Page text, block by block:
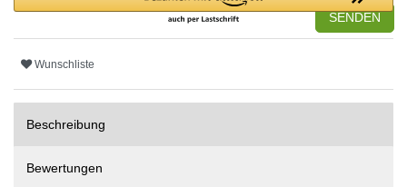
SENDEN
Wunschliste
Beschreibung
Bewertungen